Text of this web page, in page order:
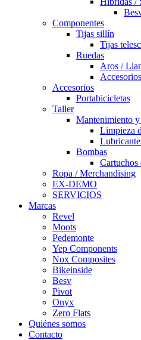
Componentes
Tijas sillín
Tijas
Ruedas
Aros /
Accesorios
Portabicicletas
Taller
Mantenimiento
Limpieza
Bombas
Cartuchos
Ropa / Merchandising
EX-DEMO
SERVICIOS
Marcas
Revel
Moots
Pedemonte
Yep Components
Nox Composites
Bikeinside
Besv
Pivot
Onyx
Zero Flats
Quiénes somos
Contacto